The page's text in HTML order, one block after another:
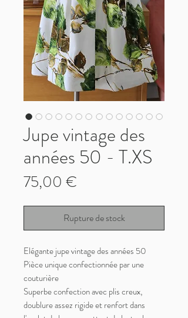
Jupe vintage des
années 50 - T.XS
75,00 €
Rupture de stock
Elégante jupe vintage des années 50
Pièce unique confectionnée par une
couturière
Superbe confection avec plis creux,
doublure assez rigide et renfort dans